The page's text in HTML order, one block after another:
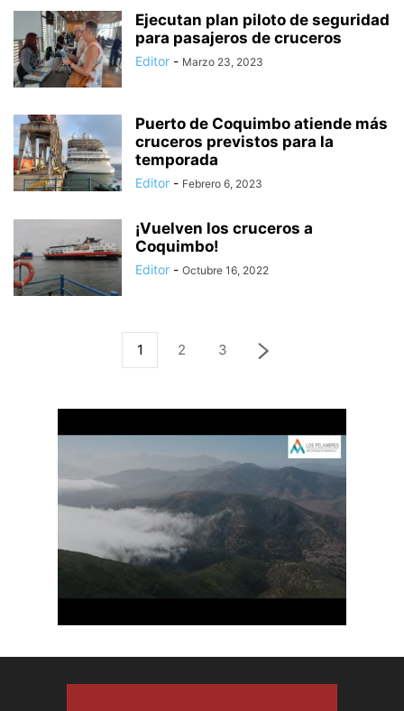
Ejecutan plan piloto de seguridad
para pasajeros de cruceros
Editor - Marzo 23, 2023
Puerto de Coquimbo atiende más
cruceros previstos para la
temporada
Editor - Febrero 6, 2023
¡Vuelven los cruceros a
Coquimbo!
Editor - Octubre 16, 2022
1 2 3